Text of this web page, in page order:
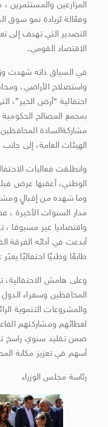
المزارعين والمستثمرين
وفعّالة لزيادة نمو سوق
التصدير التي تهدف إلى
الاقتصاد القومي.
في السياق ذاته شهدت
واستصلاح الأراضي،
احتفالية “أرض الخير”،
بمجمع المصالح الحكومية
مشاركةالسادة
الهيئات العامة، إلى
وانطلقت فعاليات
الوطني، أعقبها عرض
وما شهده من إقبالٍ
مدار السنوات الأخيرة ،
واقتصاديا غير مسبوقا ،
أبدعت في أدائه الفرقة
طابعًا وطنيًا احتفاليًا
وعلى هامش الاحتفالية،
المحافظين وسفراء الدول
والمشروعات التنموية
لعطائهم ومشاركتهم
ضمن تقليد سنوي راسخ
أسهم في تعزيز مكانة
رئاسة مجلس الوزراء